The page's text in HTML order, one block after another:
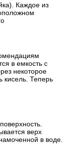
Каждое из
в емкость с
некоторое
кисель. Теперь
верх
в воде.